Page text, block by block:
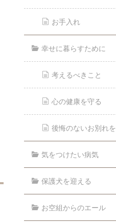
お手入れ
幸せに暮らすために
考えるべきこと
心の健康を守る
後悔のないお別れを
気をつけたい病気
保護犬を迎える
お空組からのエール